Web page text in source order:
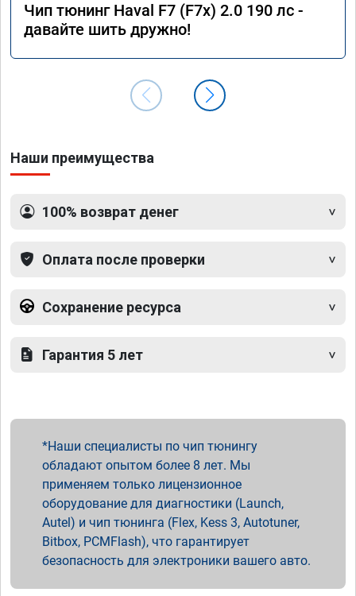
Чип тюнинг Haval F7 (F7x) 2.0 190 лс -
давайте шить дружно!
Наши преимущества
100% возврат денег
Оплата после проверки
Сохранение ресурса
Гарантия 5 лет
Наши специалисты по чип тюнингу
обладают опытом более 8 лет. Мы
применяем только лицензионное
оборудование для диагностики (Launch,
Autel) и чип тюнинга (Flex, Kess 3, Autotuner,
Bitbox, PCMFlash), что гарантирует
безопасность для электроники вашего авто.